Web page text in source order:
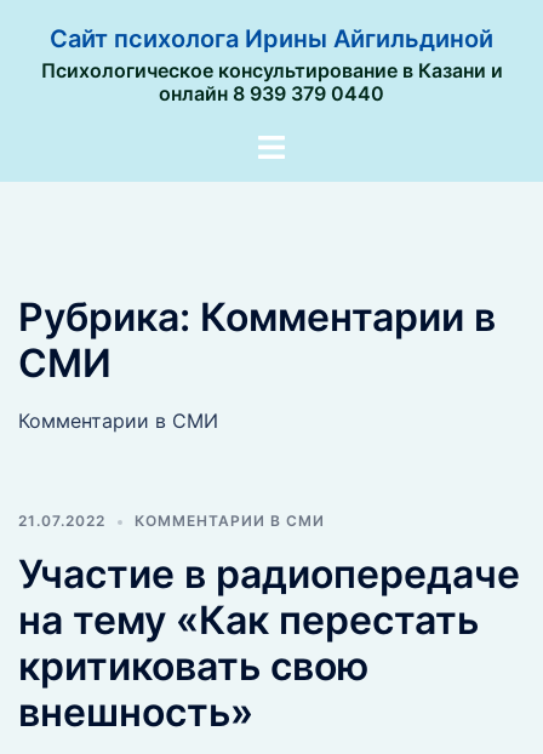
содержимому
Сайт психолога Ирины Айгильдиной
Психологическое консультирование в Казани и
онлайн 8 939 379 0440
Переключатель
Рубрика: Комментарии в
СМИ
Комментарии в СМИ
21.07.2022 КОММЕНТАРИИ В СМИ
Участие в радиопередаче
на тему «Как перестать
критиковать свою
внешность»